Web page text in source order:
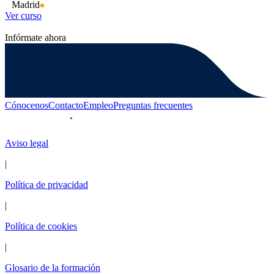
Madrid
Ver curso
Infórmate ahora
CónocenosContactoEmpleoPreguntas frecuentes
Aviso legal
|
Política de privacidad
|
Política de cookies
|
Glosario de la formación